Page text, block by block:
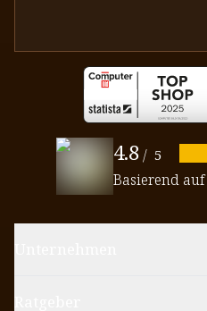
4.8 / 5
Basierend auf